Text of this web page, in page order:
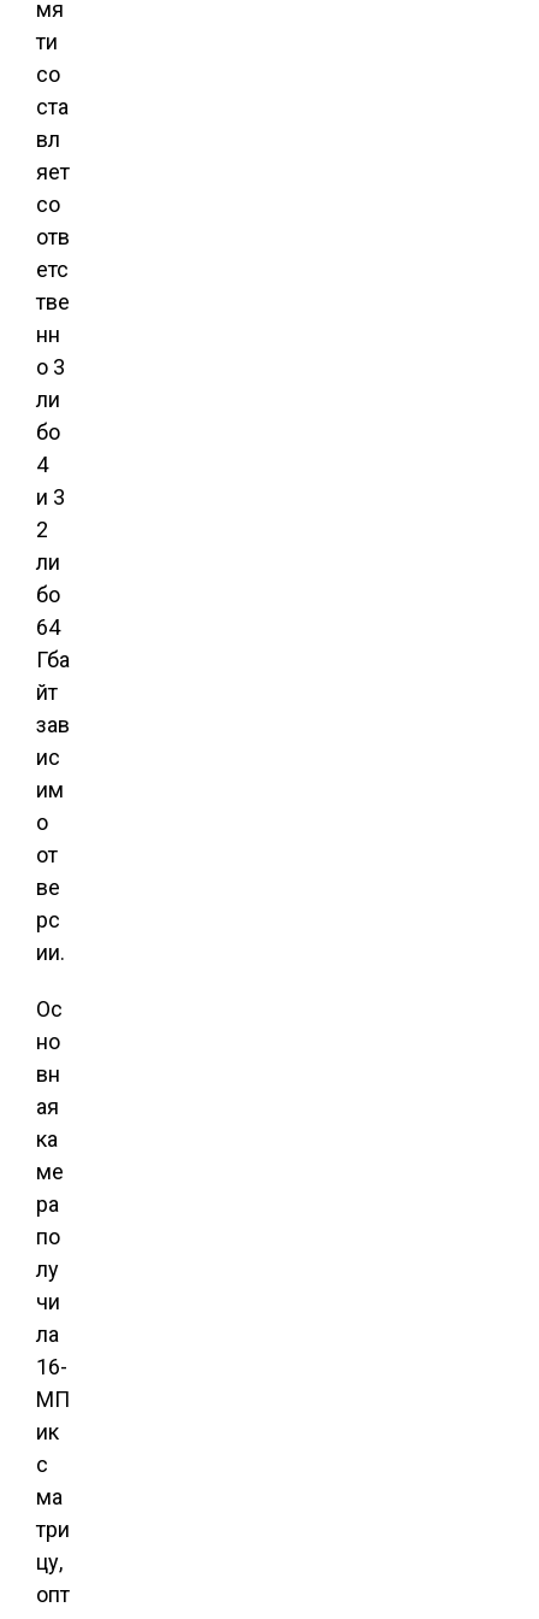
мя
ти
со
ста
вл
яет
со
отв
етс
тве
нн
о 3
ли
бо
4
и 3
2
ли
бо
64
Гба
йт
зав
ис
им
о
от
ве
рс
ии.
Ос
но
вн
ая
ка
ме
ра
по
лу
чи
ла
16-
МП
ик
с
ма
три
цу,
опт